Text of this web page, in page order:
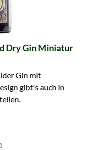
Dry Gin Miniatur
Gin mit
gibt's auch in